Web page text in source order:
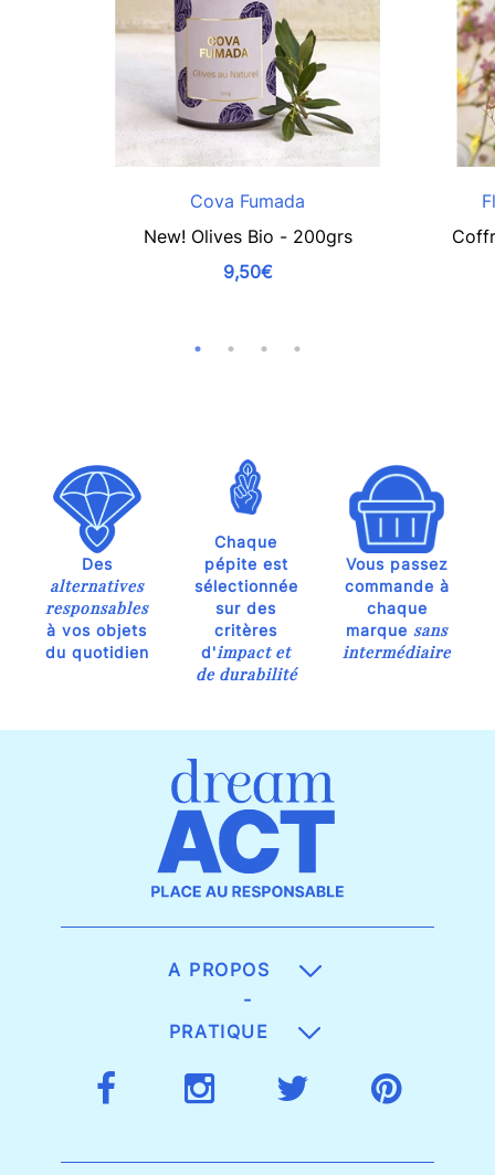
Cova Fumada
New! Olives Bio - 200grs
9,50€
Des
alternatives
responsables
à vos objets
du quotidien
Chaque
pépite est
sélectionnée
sur des
critères
d'impact et
de durabilité
Vous passez
commande à
chaque
marque sans
intermédiaire
A PROPOS
-
PRATIQUE